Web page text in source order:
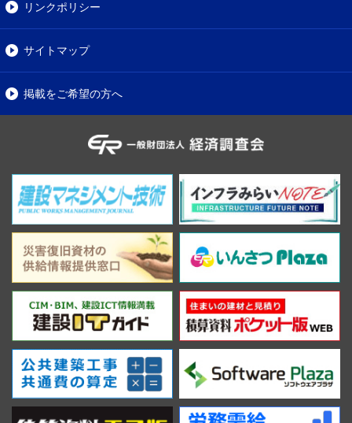
リンクポリシー
サイトマップ
掲載をご希望の方へ